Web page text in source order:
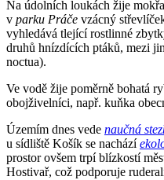
Na údolních loukách žije
v parku Práče vzácný
vyhledává tlející rostlinné
druhů hnízdících ptáků, mezi
noctua).
Ve vodě žije poměrně bohatá
obojživelníci, např. kuňka
Územím dnes vede naučná
u sídliště Košík se nachází
prostor ovšem trpí blízkostí
Hostivař, což podporuje